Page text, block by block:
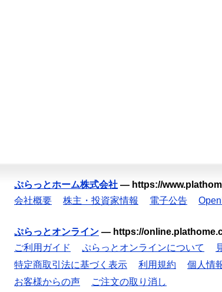
ぷらっとホーム株式会社 — https://
会社概要
株主・投資家情報 電子公告
ぷらっとオンライン — https://
ご利用ガイド
ぷらっとオンラインについて
特定商取引法に基づく表示
利用規約 個人情
お客様からの声
ご注文の取り消し